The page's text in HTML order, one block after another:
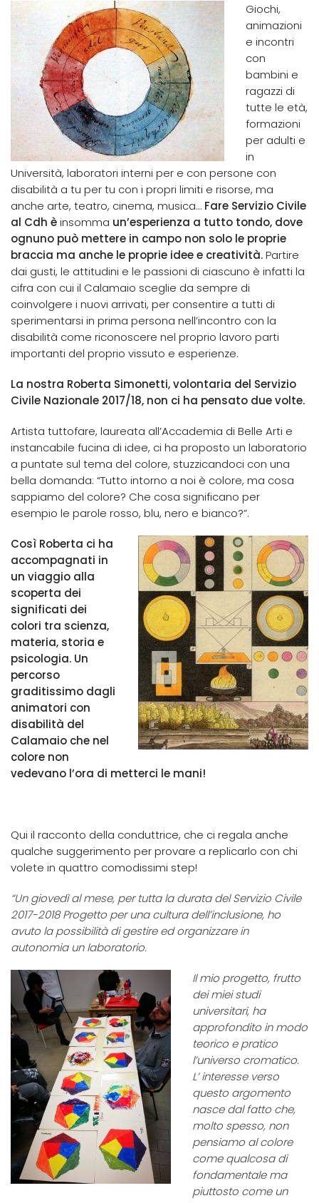
Giochi,
animazioni
e incontri
con
bambini e
ragazzi di
tutte le età,
formazioni
per adulti e
in
Università, laboratori interni per e con persone con
disabilità a tu per tu con i propri limiti e risorse, ma
anche arte, teatro, cinema, musica… Fare Servizio Civile
al Cdh èinsomma un’esperienza a tutto tondo, dove
ognuno può mettere in campo non solo le proprie
braccia ma anche le proprie idee e creatività.Partire
dai gusti, le attitudini e le passioni di ciascuno è infatti la
cifra con cui il Calamaio sceglie da sempre di
coinvolgere i nuovi arrivati, per consentire a tutti di
sperimentarsi in prima persona nell’incontro con la
disabilità come riconoscere nel proprio lavoro parti
importanti del proprio vissuto e esperienze.
La nostra Roberta Simonetti, volontaria del Servizio
Civile Nazionale 2017/18, non ci ha pensato due volte.
Artista tuttofare, laureata all’Accademia di Belle Arti e
instancabile fucina di idee, ci ha proposto un laboratorio
a puntate sul tema del colore, stuzzicandoci con una
bella domanda: “Tutto intorno a noi è colore, ma cosa
sappiamo del colore? Che cosa significano per
esempio le parole rosso, blu, nero e bianco?”.
Così Roberta ci ha
accompagnati in
un viaggio alla
scoperta dei
significati dei
colori tra scienza,
materia, storia e
psicologia. Un
percorso
graditissimo dagli
animatori con
disabilità del
Calamaio che nel
colore non
vedevano l’ora di metterci le mani!
Qui il racconto della conduttrice, che ci regala anche
qualche suggerimento per provare a replicarlo con chi
volete in quattro comodissimi step!
“Un giovedì al mese, per tutta la durata del Servizio Civile
2017-2018 Progetto per una cultura dell’inclusione, ho
avuto la possibilità di gestire ed organizzare in
autonomia un laboratorio.
Il mio progetto, frutto
dei miei studi
universitari, ha
approfondito in modo
teorico e pratico
l’universo cromatico.
L’ interesse verso
questo argomento
nasce dal fatto che,
molto spesso, non
pensiamo al colore
come qualcosa di
fondamentale ma
piuttosto come un